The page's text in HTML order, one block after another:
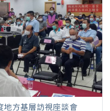
方基層訪視座談會